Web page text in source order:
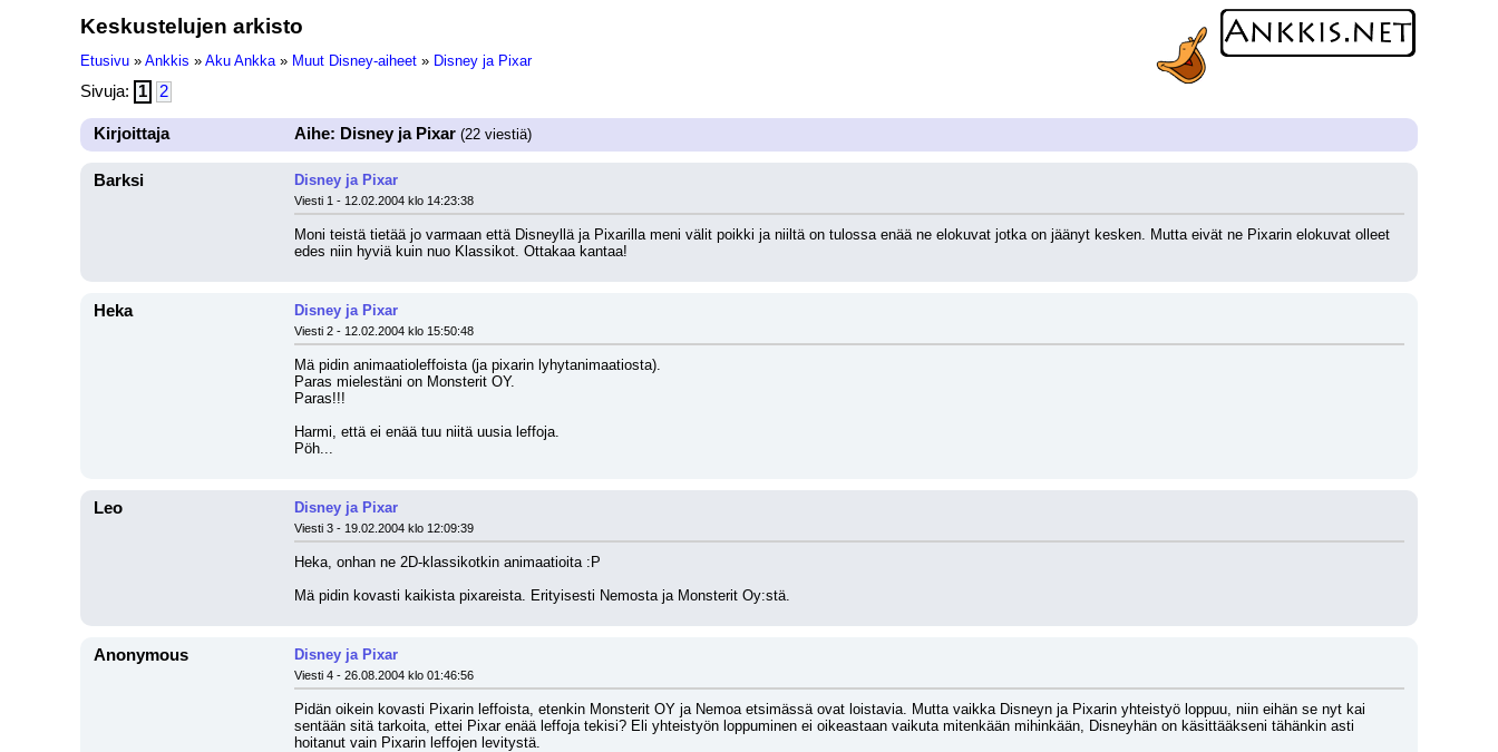
Keskustelujen arkisto
Etusivu » Ankkis » Aku Ankka » Muut Disney-aiheet » Disney ja Pixar
Sivuja: 1 2
Kirjoittaja Aihe: Disney ja Pixar (22 viestiä)
Barksi Disney ja Pixar
Viesti 1 - 12.02.2004 klo 14:23:38
Moni teistä tietää jo varmaan että Disneyllä ja Pixarilla meni välit poikki ja niiltä on tulossa enää ne elokuvat jotka on jäänyt kesken. Mutta eivät ne Pixarin elokuvat olleet
edes niin hyviä kuin nuo Klassikot. Ottakaa kantaa!
Heka Disney ja Pixar
Viesti 2 - 12.02.2004 klo 15:50:48
Mä pidin animaatioleffoista (ja pixarin lyhytanimaatiosta).
Paras mielestäni on Monsterit OY.
Paras!!!
Harmi, että ei enää tuu niitä uusia leffoja.
Pöh...
Leo Disney ja Pixar
Viesti 3 - 19.02.2004 klo 12:09:39
Heka, onhan ne 2D-klassikotkin animaatioita :P
Mä pidin kovasti kaikista pixareista. Erityisesti Nemosta ja Monsterit Oy:stä.
Anonymous Disney ja Pixar
Viesti 4 - 26.08.2004 klo 01:46:56
Pidän oikein kovasti Pixarin leffoista, etenkin Monsterit OY ja Nemoa etsimässä ovat loistavia. Mutta vaikka Disneyn ja Pixarin yhteistyö loppuu, niin eihän se nyt kai
sentään sitä tarkoita, ettei Pixar enää leffoja tekisi? Eli yhteistyön loppuminen ei oikeastaan vaikuta mitenkään mihinkään, Disneyhän on käsittääkseni tähänkin asti
hoitanut vain Pixarin leffojen levitystä.